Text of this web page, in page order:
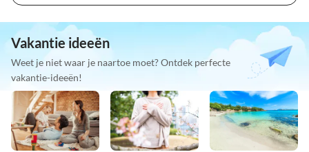
Vakantie ideeën
Weet je niet waar je naartoe moet? Ontdek perfecte
vakantie-ideeën!